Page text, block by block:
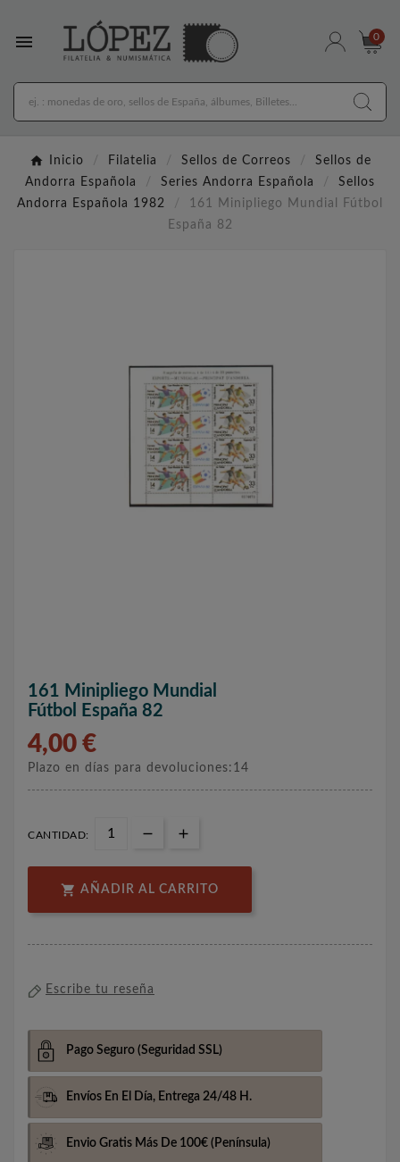
 0
Inicio Filatelia Sellos de Correos
Sellos de
Andorra Española
Series Andorra Española
Sellos
Andorra Española 1982
161 Minipliego Mundial Fútbol
España 82
161 Minipliego Mundial
Fútbol España 82
4,00 €
Plazo en días para devoluciones:14
CANTIDAD:
 AÑADIR AL CARRITO
Escribe tu reseña
Pago Seguro (Seguridad SSL)
Envíos En El Día, Entrega 24/48 H.
Envio Gratis Más De 100€ (Península)